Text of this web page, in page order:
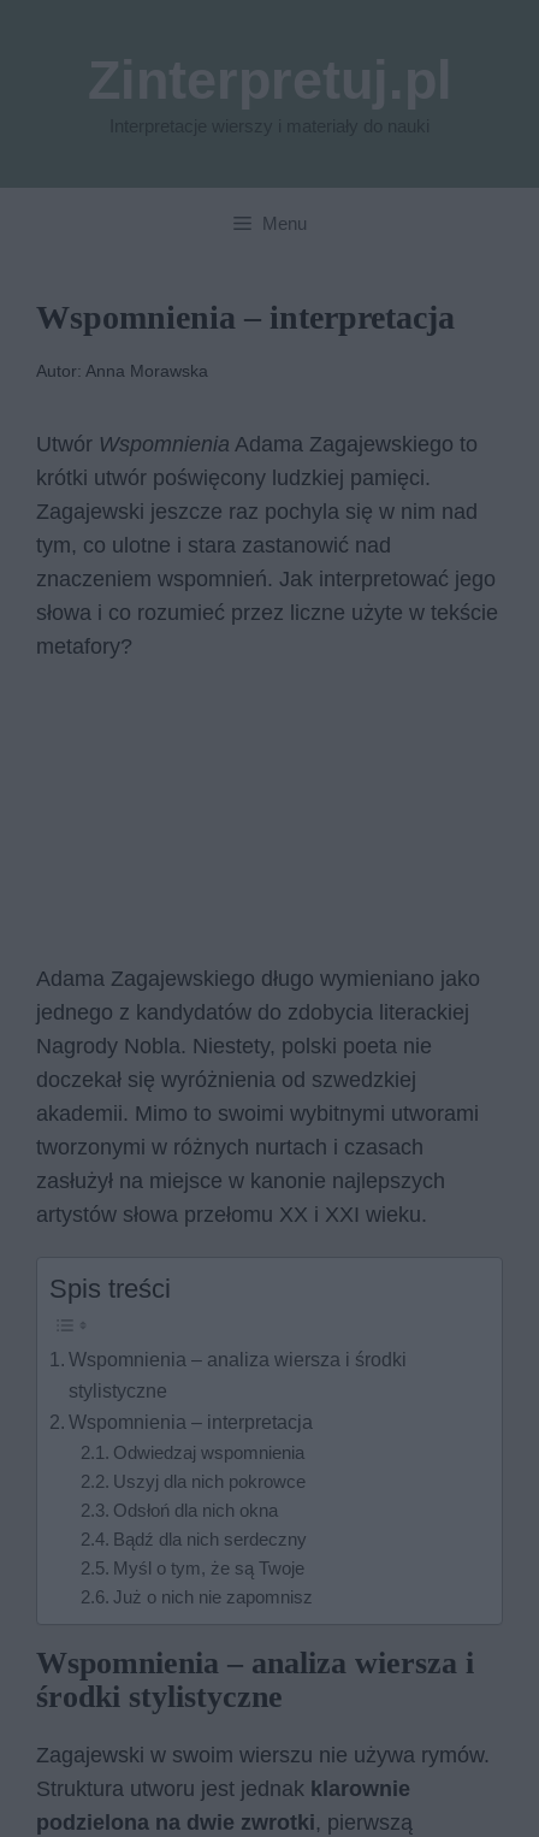
Menu
Wspomnienia – interpretacja
Autor: Anna Morawska
Utwór Wspomnienia Adama Zagajewskiego to
krótki utwór poświęcony ludzkiej pamięci.
Zagajewski jeszcze raz pochyla się w nim nad
tym, co ulotne i stara zastanowić nad
znaczeniem wspomnień. Jak interpretować jego
słowa i co rozumieć przez liczne użyte w tekście
metafory?
Adama Zagajewskiego długo wymieniano jako
jednego z kandydatów do zdobycia literackiej
Nagrody Nobla. Niestety, polski poeta nie
doczekał się wyróżnienia od szwedzkiej
akademii. Mimo to swoimi wybitnymi utworami
tworzonymi w różnych nurtach i czasach
zasłużył na miejsce w kanonie najlepszych
artystów słowa przełomu XX i XXI wieku.
Spis treści
Wspomnienia – analiza wiersza i środki
stylistyczne
Wspomnienia – interpretacja
Odwiedzaj wspomnienia
Uszyj dla nich pokrowce
Odsłoń dla nich okna
Bądź dla nich serdeczny
Myśl o tym, że są Twoje
Już o nich nie zapomnisz
Wspomnienia – analiza wiersza i
środki stylistyczne
Zagajewski w swoim wierszu nie używa rymów.
Struktura utworu jest jednak klarownie
podzielona na dwie zwrotki, pierwszą